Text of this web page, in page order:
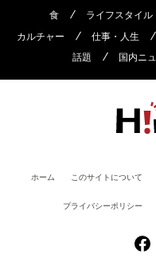
食 ライフスタイル
カルチャー
仕事・人生
話題
国内ニ
ホーム このサイトについて
プライバシーポリシー